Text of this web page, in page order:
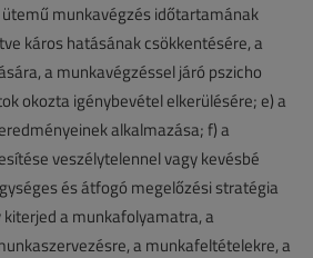
munkavégzés időtartamának
káros hatásának csökkentésére, a
a munkavégzéssel járó pszicho
okozta igénybevétel elkerülésére; e) a
alkalmazása; f) a
veszélytelennel vagy kevésbé
és átfogó megelőzési stratégia
a munkafolyamatra, a
a munkafeltételekre, a